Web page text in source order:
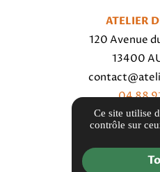
ATELIER
120 Avenue
13400
04 88
Ce site utilise
contrôle sur